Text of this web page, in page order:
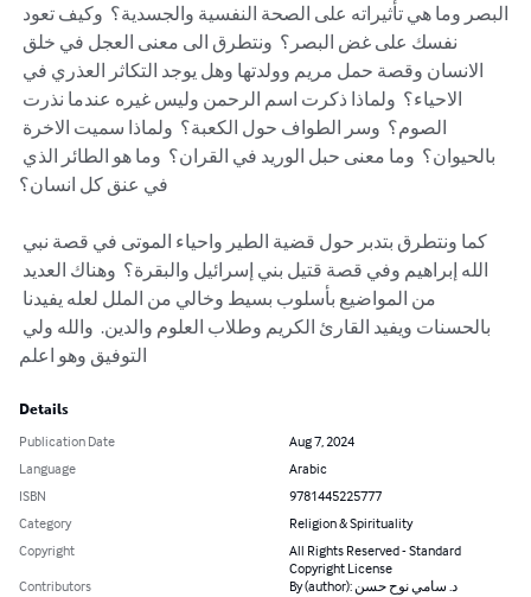
البصر وما هي تأثيراته على الصحة النفسية والجسدية؟  وكيف تعود
نفسك على غض البصر؟  ونتطرق الى معنى العجل في خلق
الانسان وقصة حمل مريم وولدتها وهل يوجد التكاثر العذري في
الاحياء؟  ولماذا ذكرت اسم الرحمن وليس غيره عندما نذرت
الصوم؟  وسر الطواف حول الكعبة؟  ولماذا سميت الاخرة
بالحيوان؟  وما معنى حبل الوريد في القران؟  وما هو الطائر الذي
في عنق كل انسان؟
كما ونتطرق بتدبر حول قضية الطير واحياء الموتى في قصة نبي
الله إبراهيم وفي قصة قتيل بني إسرائيل والبقرة؟  وهناك العديد
من المواضيع بأسلوب بسيط وخالي من الملل لعله يفيدنا
بالحسنات ويفيد القارئ الكريم وطلاب العلوم والدين.  والله ولي
التوفيق وهو اعلم
Details
Publication Date
Aug 7, 2024
Language
Arabic
ISBN
9781445225777
Category
Religion & Spirituality
Copyright
All Rights Reserved - Standard
Copyright License
Contributors
By (author): د. سامي نوح حسن